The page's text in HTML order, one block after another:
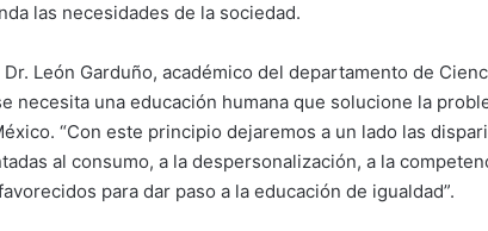
las necesidades de la sociedad.
León Garduño, académico del departamento de
necesita una educación humana que solucione la
“Con este principio dejaremos a un lado las
al consumo, a la despersonalización, a la
para dar paso a la educación de igualdad”.